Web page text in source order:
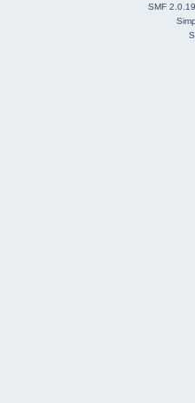
SMF 2.0.19